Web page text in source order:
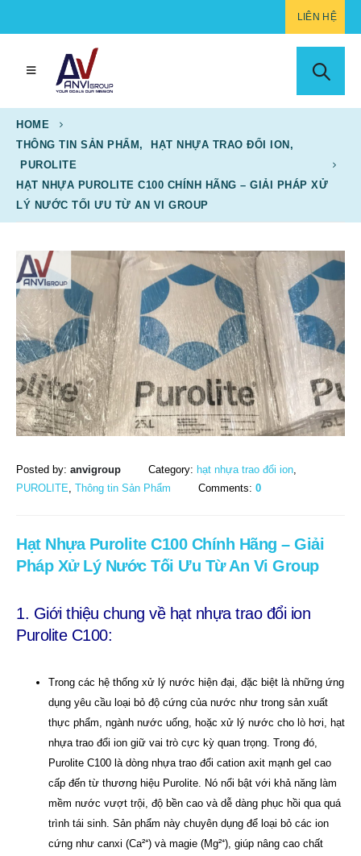
LIÊN HỆ
HOME
THÔNG TIN SẢN PHẨM , HẠT NHỰA TRAO ĐỔI ION ,
PUROLITE
HẠT NHỰA PUROLITE C100 CHÍNH HÃNG – GIẢI PHÁP XỬ
LÝ NƯỚC TỐI ƯU TỪ AN VI GROUP
Posted by: anvigroup Category: hạt nhựa trao đổi ion
PUROLITE Thông tin Sản Phẩm Comments: 0
Hạt Nhựa Purolite C100 Chính Hãng – Giải
Pháp Xử Lý Nước Tối Ưu Từ An Vi Group
1. Giới thiệu chung về hạt nhựa trao đổi ion
Purolite C100:
Trong các hệ thống xử lý nước hiện đại, đặc biệt là những ứng
dụng yêu cầu loại bỏ độ cứng của nước như trong sản xuất
thực phẩm, ngành nước uống, hoặc xử lý nước cho lò hơi, hạt
nhựa trao đổi ion giữ vai trò cực kỳ quan trọng. Trong đó,
Purolite C100 là dòng nhựa trao đổi cation axit mạnh gel cao
cấp đến từ thương hiệu Purolite. Nó nổi bật với khả năng làm
mềm nước vượt trội, độ bền cao và dễ dàng phục hồi qua quá
trình tái sinh. Sản phẩm này chuyên dụng để loại bỏ các ion
cứng như canxi (Ca²⁺) và magie (Mg²⁺), giúp nâng cao chất